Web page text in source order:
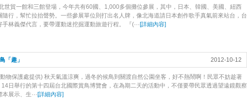
世貿一館和三館登場，今年共有60國、1,000多個攤位參展，其中，日本、韓國、美國、紐西
行，幫忙拉抬聲勢。一些參展單位則打出名人牌，像北海道請日本創作歌手真氣前來站台，台
林義傑代言，要帶運動迷挖掘運動旅遊行程。 『(···[詳細內容]
2012-10-12
「趣」
物保護處提供) 秋天氣溫涼爽，過冬的候鳥到關渡自然公園坐客，好不熱鬧啊！民眾不妨趁著
日舉行的第十四屆台北國際賞鳥博覽會，在為期二天的活動中，不僅要帶民眾透過望遠鏡觀察
展示、生···[詳細內容]